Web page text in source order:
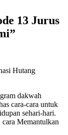
13 Jurus
Hutang
dakwah
cara-cara untuk
sehari-hari.
Memantulkan